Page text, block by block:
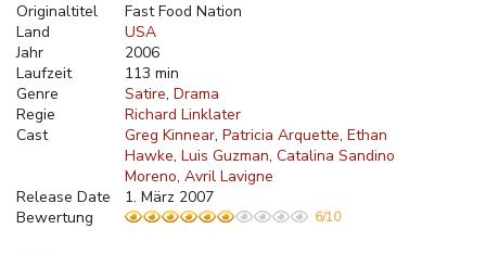
Originaltitel
Fast Food Nation
Land
USA
Jahr
2006
Laufzeit
113 min
Genre
Satire Drama
Regie
Richard Linklater
Cast
Greg Kinnear Patricia Arquette Ethan
Hawke Luis Guzman Catalina Sandino
Moreno Avril Lavigne
Release Date
1. März 2007
Bewertung
6/10